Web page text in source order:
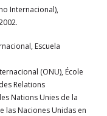
Internacional),
Escuela
(ONU), École
Relations
Nations Unies de la
las Naciones Unidas en